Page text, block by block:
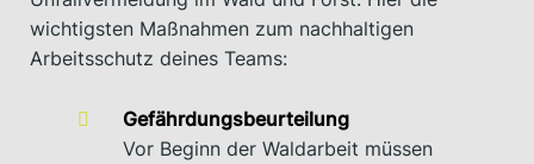
wichtigsten Maßnahmen zum nachhaltigen
Arbeitsschutz deines Teams:
Gefährdungsbeurteilung
Vor Beginn der Waldarbeit müssen